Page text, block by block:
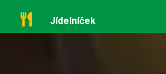
Jídelníček